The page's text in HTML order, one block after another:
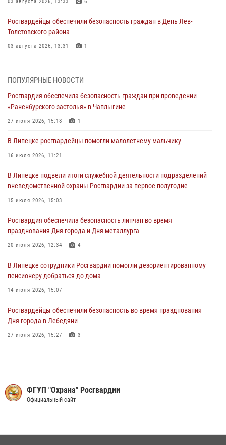
Росгвардейцы обеспечили безопасность граждан в День Лев-
Толстовского района
03 августа 2026, 13:31 1
фестивалей в Липецке
Сотрудники Росгвардии продолжают контроль безопасности
детских оздоровительно-образовательных объектов в Липецкой
31 июля 2026, 15:49
Росгвардии
30 июля 2026, 15:25
вопросов и ответов
29 июля 2026, 15:05 2
ПОПУЛЯРНЫЕ НОВОСТИ
Росгвардия обеспечила безопасность граждан при проведении
«Раненбурского застолья» в Чаплыгине
27 июля 2026, 15:18 1
В Липецке росгвардейцы помогли малолетнему мальчику
16 июля 2026, 11:21
В Липецке подвели итоги служебной деятельности подразделений
вневедомственной охраны Росгвардии за первое полугодие
15 июля 2026, 15:03
Росгвардия обеспечила безопасность липчан во время
празднования Дня города и Дня металлурга
20 июля 2026, 12:34 4
В Липецке сотрудники Росгвардии помогли дезориентированному
пенсионеру добраться до дома
14 июля 2026, 15:07
Росгвардейцы обеспечили безопасность во время празднования
Дня города в Лебедяни
27 июля 2026, 15:27 3
В Управлении Росгвардии по Липецкой области состоялся вечер
ФГУП "Охрана" Росгвардии
Официальный сайт